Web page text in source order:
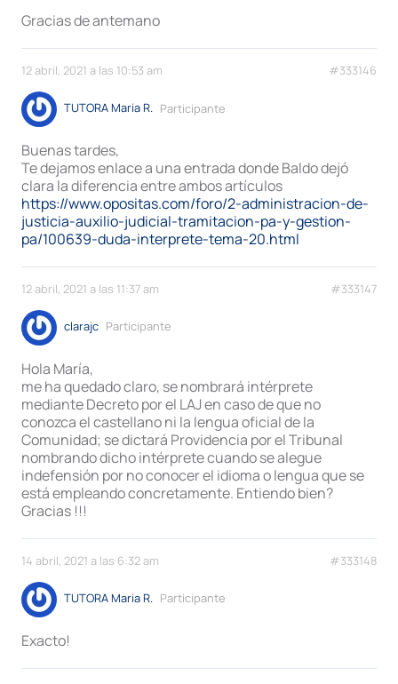
Gracias de antemano
12 abril, 2021 a las 10:53 am #333146
TUTORA Maria R. Participante
Buenas tardes,
Te dejamos enlace a una entrada donde Baldo dejó
clara la diferencia entre ambos artículos
https://www.opositas.com/foro/2-administracion-de-
justicia-auxilio-judicial-tramitacion-pa-y-gestion-
pa/100639-duda-interprete-tema-20.html
12 abril, 2021 a las 11:37 am #333147
clarajc Participante
Hola María,
me ha quedado claro, se nombrará intérprete
mediante Decreto por el LAJ en caso de que no
conozca el castellano ni la lengua oficial de la
Comunidad; se dictará Providencia por el Tribunal
nombrando dicho intérprete cuando se alegue
indefensión por no conocer el idioma o lengua que se
está empleando concretamente. Entiendo bien?
Gracias !!!
14 abril, 2021 a las 6:32 am #333148
TUTORA Maria R. Participante
Exacto!